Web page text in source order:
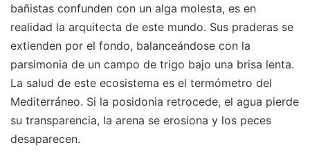
bañistas confunden con un alga molesta, es en
realidad la arquitecta de este mundo. Sus praderas se
extienden por el fondo, balanceándose con la
parsimonia de un campo de trigo bajo una brisa lenta.
La salud de este ecosistema es el termómetro del
Mediterráneo. Si la posidonia retrocede, el agua pierde
su transparencia, la arena se erosiona y los peces
desaparecen.